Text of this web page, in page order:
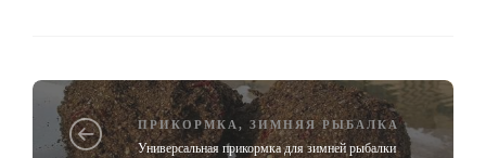
ПРИКОРМКА, ЗИМНЯЯ РЫБАЛКА
Универсальная прикормка для зимней рыбалки